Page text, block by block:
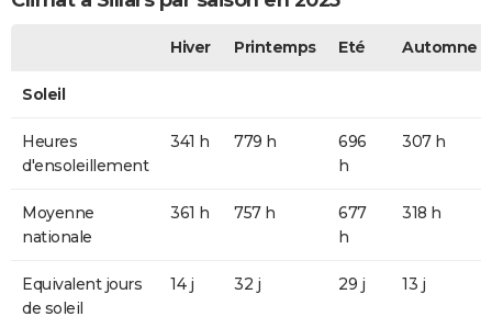
Hiver Printemps Eté Automne
Soleil
Heures
d'ensoleillement
341 h 779 h
696
h
307 h
Moyenne
nationale
361 h 757 h
677
h
318 h
Equivalent jours
de soleil
14 j 32 j 29 j 13 j